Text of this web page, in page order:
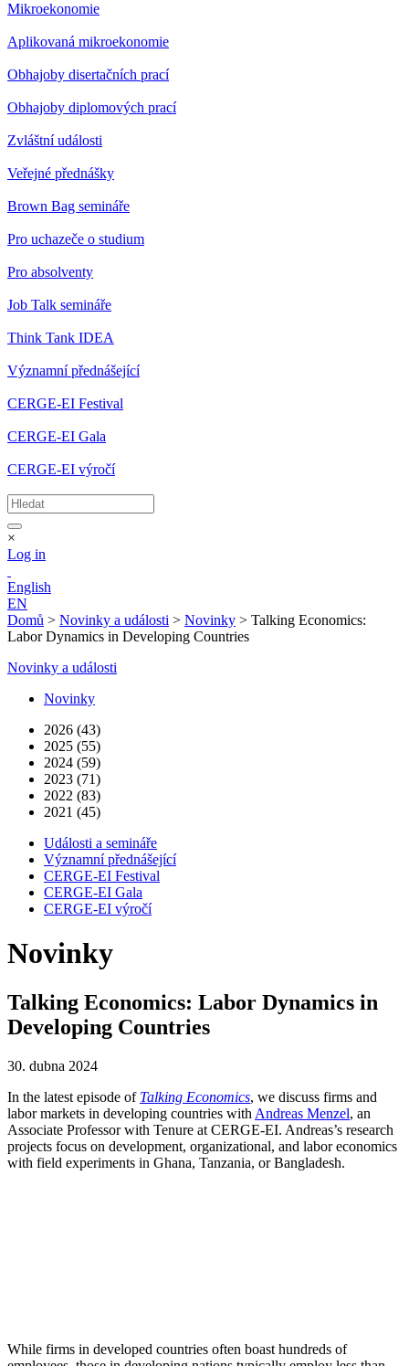
Mikroekonomie
Aplikovaná mikroekonomie
Obhajoby disertačních prací
Obhajoby diplomových prací
Zvláštní události
Veřejné přednášky
Brown Bag semináře
Pro uchazeče o studium
Pro absolventy
Job Talk semináře
Think Tank IDEA
Významní přednášející
CERGE-EI Festival
CERGE-EI Gala
CERGE-EI výročí
×
Log in
English
EN
Domů > Novinky a události > Novinky > Talking Economics:
Labor Dynamics in Developing Countries
Novinky a události
Novinky
2026 (43)
2025 (55)
2024 (59)
2023 (71)
2022 (83)
2021 (45)
Události a semináře
Významní přednášející
CERGE-EI Festival
CERGE-EI Gala
CERGE-EI výročí
Novinky
Talking Economics: Labor Dynamics in
Developing Countries
30. dubna 2024
In the latest episode of Talking Economics, we discuss firms and
labor markets in developing countries with Andreas Menzel, an
Associate Professor with Tenure at CERGE-EI. Andreas’s research
projects focus on development, organizational, and labor economics
with field experiments in Ghana, Tanzania, or Bangladesh.
While firms in developed countries often boast hundreds of